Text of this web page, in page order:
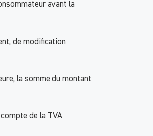
avant la
de modification
la somme du montant
de la TVA